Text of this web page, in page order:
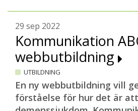
29 sep 2022
Kommunikation
webbutbildning
UTBILDNING
En ny webbutbildning vill
förståelse för hur det är